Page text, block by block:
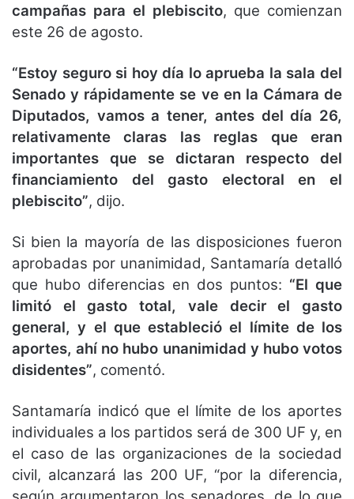
campañas para el plebiscito, que comienzan
este 26 de agosto.
“Estoy seguro si hoy día lo aprueba la sala del
Senado y rápidamente se ve en la Cámara de
Diputados, vamos a tener, antes del día 26,
relativamente claras las reglas que eran
importantes que se dictaran respecto del
financiamiento del gasto electoral en el
plebiscito”, dijo.
Si bien la mayoría de las disposiciones fueron
aprobadas por unanimidad, Santamaría detalló
que hubo diferencias en dos puntos: “El que
limitó el gasto total, vale decir el gasto
general, y el que estableció el límite de los
aportes, ahí no hubo unanimidad y hubo votos
disidentes”, comentó.
Santamaría indicó que el límite de los aportes
individuales a los partidos será de 300 UF y, en
el caso de las organizaciones de la sociedad
civil, alcanzará las 200 UF, “por la diferencia,